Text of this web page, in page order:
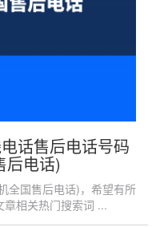
话售后电话号码
后电话)
全国售后电话)，希望有所
相关热门搜索词 ...